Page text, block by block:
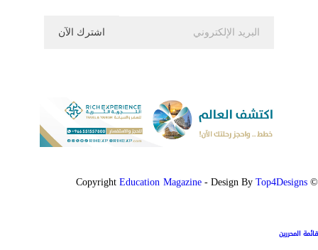
© Copyright
Education Magazine - Design By Top4Designs
قائمة المحررين